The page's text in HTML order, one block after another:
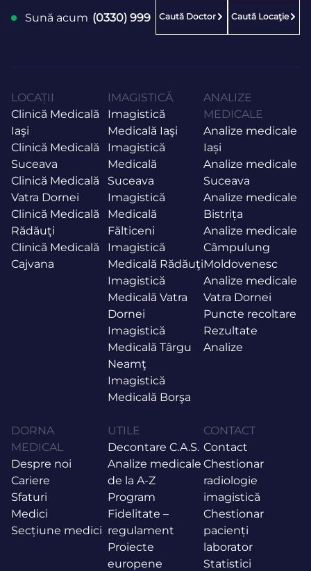
Sună acum (0330) 999 Caută Doctor Caută Locaţie
LOCAȚII
Clinică Medicală
Iaşi
Clinică Medicală
Suceava
Clinică Medicală
Vatra Dornei
Clinică Medicală
Rădăuţi
Clinică Medicală
Cajvana
IMAGISTICĂ
Imagistică
Medicală Iaşi
Imagistică
Medicală
Suceava
Imagistică
Medicală
Fălticeni
Imagistică
Medicală Rădăuţi
Imagistică
Medicală Vatra
Dornei
Imagistică
Medicală Târgu
Neamţ
Imagistică
Medicală Borşa
ANALIZE
MEDICALE
Analize medicale
Iași
Analize medicale
Suceava
Analize medicale
Bistrița
Analize medicale
Câmpulung
Moldovenesc
Analize medicale
Vatra Dornei
Puncte recoltare
Rezultate
Analize
DORNA
MEDICAL
Despre noi
Cariere
Sfaturi
Medici
Secțiune medici
UTILE
Decontare C.A.S.
Analize medicale
de la A-Z
Program
Fidelitate –
regulament
Proiecte
europene
CONTACT
Contact
Chestionar
radiologie
imagistică
Chestionar
pacienți
laborator
Statistici